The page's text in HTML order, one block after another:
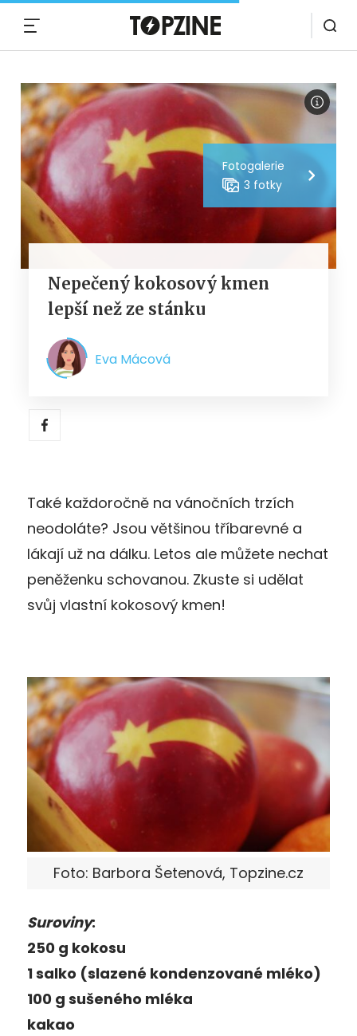
Fotogalerie
3 fotky
Nepečený kokosový kmen
lepší než ze stánku
Eva Mácová
Také každoročně na vánočních trzích
neodoláte? Jsou většinou tříbarevné a
lákají už na dálku. Letos ale můžete nechat
peněženku schovanou. Zkuste si udělat
svůj vlastní kokosový kmen!
Foto: Barbora Šetenová, Topzine.cz
Suroviny:
250 g kokosu
1 salko (slazené kondenzované mléko)
100 g sušeného mléka
kakao